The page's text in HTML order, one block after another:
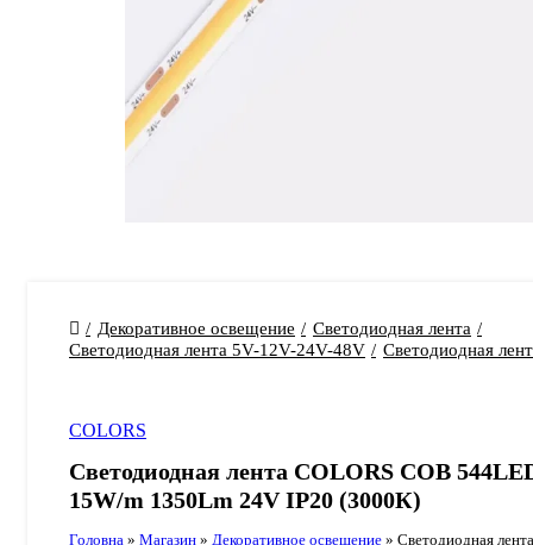
Декоративное освещение
Светодиодная лента
Светодиодная лента 5V-12V-24V-48V
Светодиодная
COLORS
Светодиодная лента COLORS COB
15W/m 1350Lm 24V IP20 (3000К)
Головна » Магазин » Декоративное освещение » Светодиодная